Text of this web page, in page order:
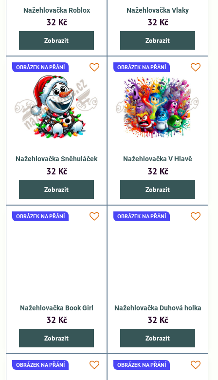
Nažehlovačka Roblox
32 Kč
Zobrazit
Nažehlovačka Vlaky
32 Kč
Zobrazit
OBRÁZEK NA PŘÁNÍ
Nažehlovačka Sněhuláček
32 Kč
Zobrazit
OBRÁZEK NA PŘÁNÍ
Nažehlovačka V Hlavě
32 Kč
Zobrazit
OBRÁZEK NA PŘÁNÍ
Nažehlovačka Book Girl
32 Kč
Zobrazit
OBRÁZEK NA PŘÁNÍ
Nažehlovačka Duhová holka
32 Kč
Zobrazit
OBRÁZEK NA PŘÁNÍ OBRÁZEK NA PŘÁNÍ